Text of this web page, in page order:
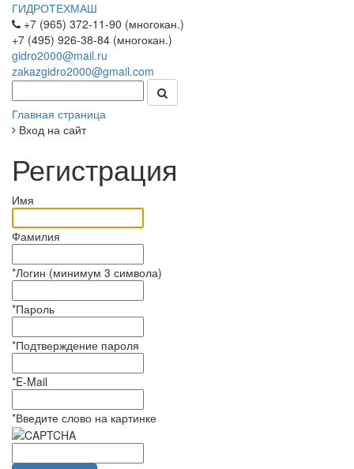
ГИДРОТЕХМАШ
+7 (965) 372-11-90 (многокан.)
+7 (495) 926-38-84 (многокан.)
gidro2000@mail.ru
zakazgidro2000@gmail.com
Главная страница
Вход на сайт
Регистрация
Имя
Фамилия
*Логин (минимум 3 символа)
*Пароль
*Подтверждение пароля
*E-Mail
*Введите слово на картинке